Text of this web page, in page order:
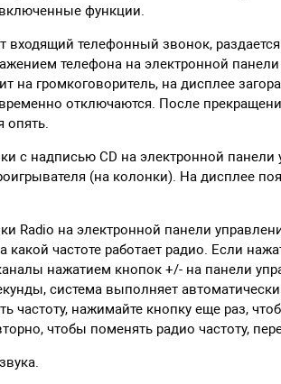
функции.
входящий телефонный звонок,
телефона на электронной
на громкоговоритель, на дисплее
отключаются. После
опять.
с надписью CD на электронной
(на колонки). На дисплее
Radio на электронной панели
какой частоте работает радио. Если
нажатием кнопок +/- на панели
система выполняет
частоту, нажимайте кнопку еще раз,
чтобы поменять радио частоту,